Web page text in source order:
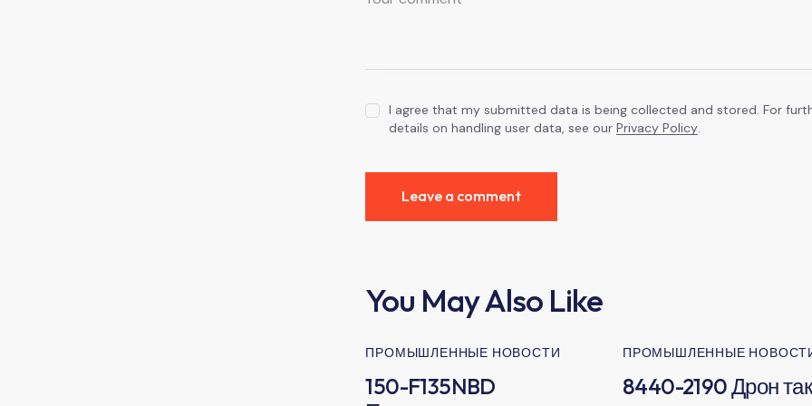
I agree that my submitted data is being collected and stored. For
details on handling user data, see our Privacy Policy.
You May Also Like
ПРОМЫШЛЕННЫЕ НОВОСТИ
150-F135NBD
ПРОМЫШЛЕННЫЕ
8440-2190 Дрон